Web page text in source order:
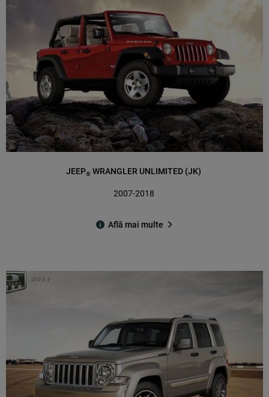
JEEP® WRANGLER UNLIMITED (JK)
2007-2018
Află mai multe